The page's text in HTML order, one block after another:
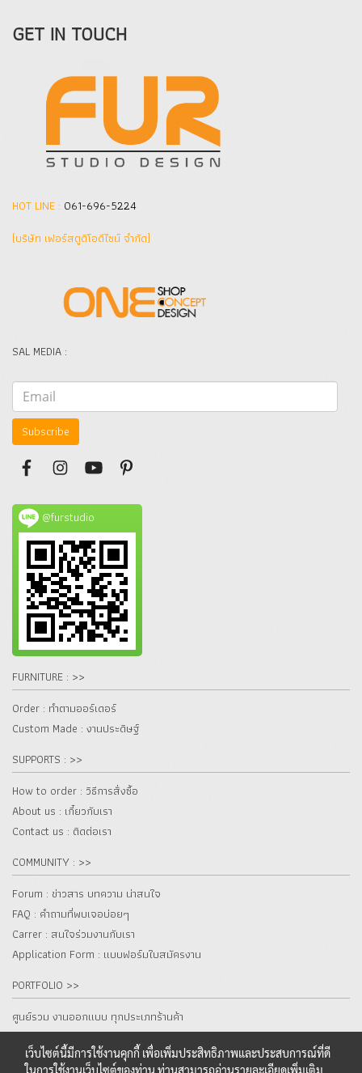
GET IN TOUCH
HOT LINE : 061-696-5224
(บริษัท เฟอร์สตูดิโอดีไซน์ จำกัด]
SAL MEDIA :
Subscribe
@furstudio
FURNITURE : >>
Order : ทำตามออร์เดอร์
Custom Made : งานประดิษฐ์
SUPPORTS : >>
How to order : วิธีการสั่งซื้อ
About us : เกี๋ยวกับเรา
Contact us : ติดต่อเรา
COMMUNITY : >>
Forum : ข่าวสาร บทความ น่าสนใจ
FAQ : คำถามที่พบเจอบ่อยๆ
Carrer : สนใจร่วมงานกับเรา
Application Form : แบบฟอร์มใบสมัครงาน
PORTFOLIO >>
ศูนย์รวม งานออกแบบ ทุกประเภทร้านค้า
เว็บไซต์นี้มีการใช้งานคุกกี้ เพื่อเพิ่มประสิทธิภาพและประสบการณ์ที่ดี
ในการใช้งานเว็บไซต์ของท่าน ท่านสามารถอ่านรายละเอียดเพิ่มเติม